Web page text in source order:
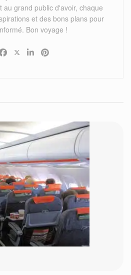
au grand public d'avoir, chaque
et des bons plans pour
Bon voyage !